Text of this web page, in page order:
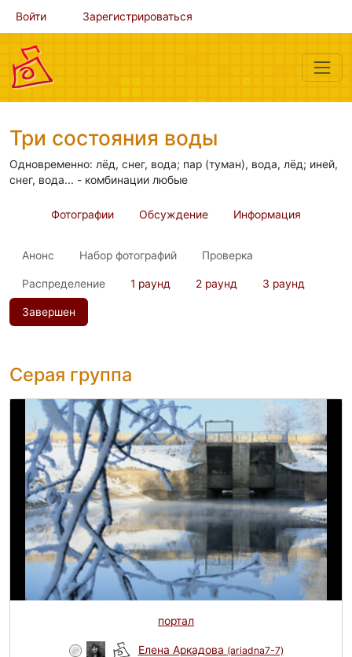
Войти Зарегистрироваться
Три состояния воды
Одновременно: лёд, снег, вода; пар (туман), вода, лёд; иней,
снег, вода... - комбинации любые
Фотографии Обсуждение Информация
Анонс Набор фотографий Проверка
Распределение 1 раунд 2 раунд 3 раунд
Завершен
Серая группа
портал
Елена Аркадова (ariadna7-7)